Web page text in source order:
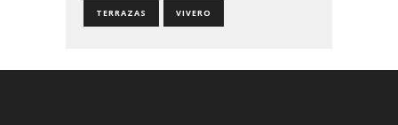
TERRAZAS VIVERO